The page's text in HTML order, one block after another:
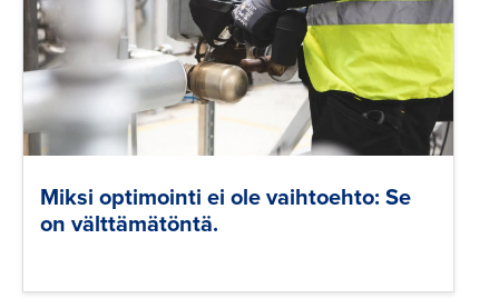
Miksi optimointi ei ole vaihtoehto: Se
on välttämätöntä.